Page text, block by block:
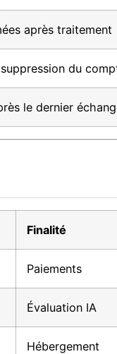
après traitement
suppression du
le dernier
Finalité
Paiements
Évaluation IA
Hébergement